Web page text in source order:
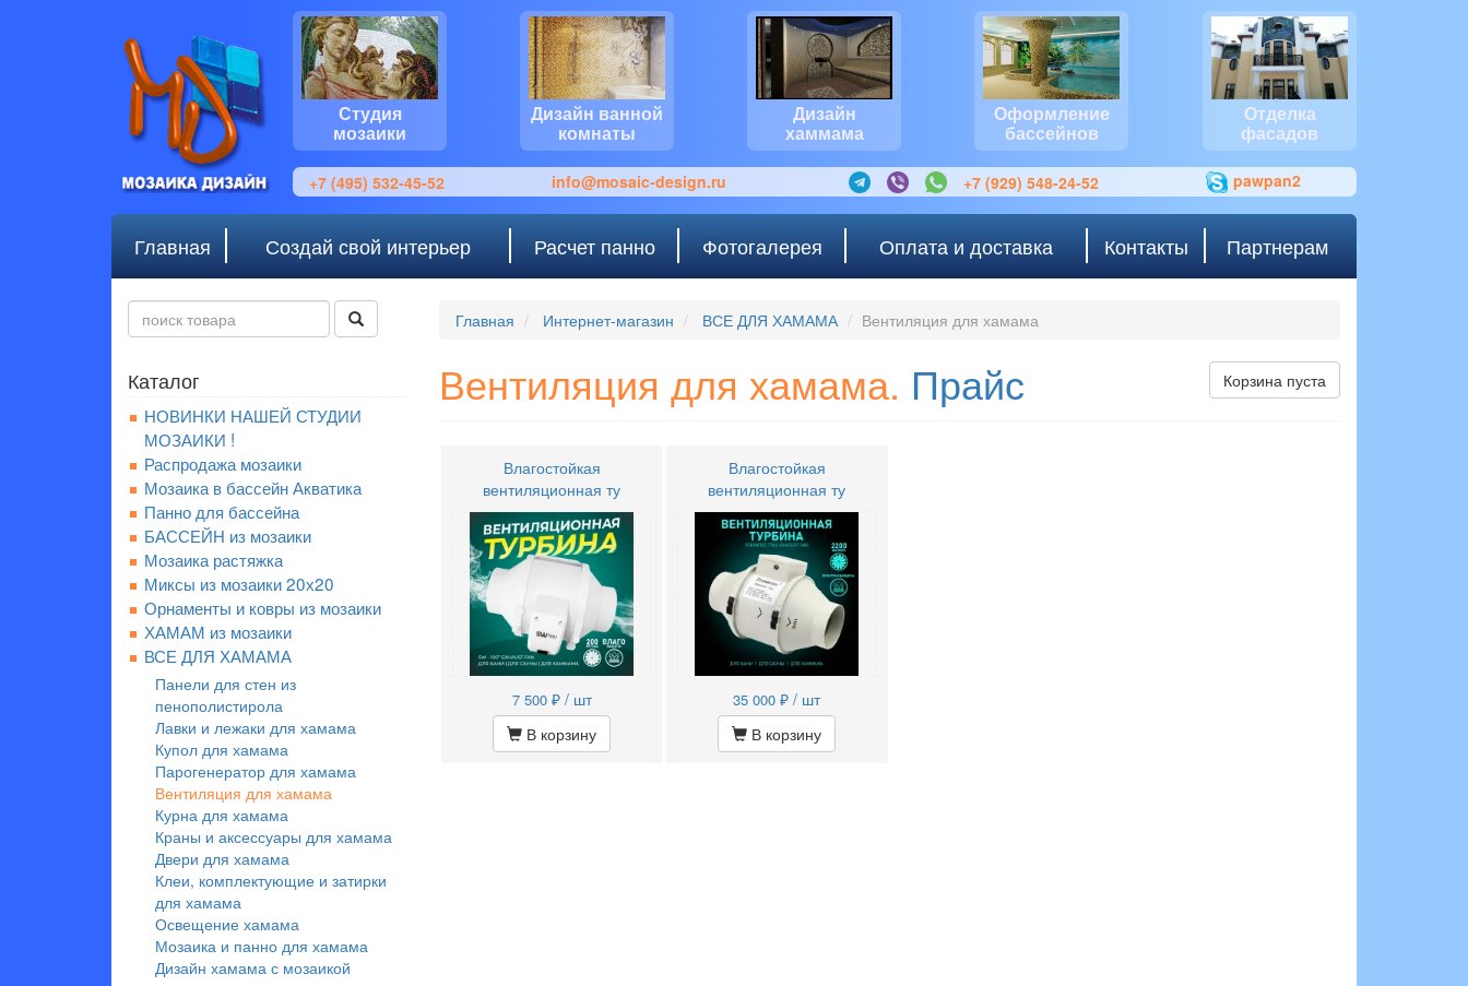
Студия
мозаики
Дизайн ванной
комнаты
Дизайн
хаммама
Оформление
бассейнов
Отделка
фасадов
+7 (495) 532-45-52 info@mosaic-design.ru +7 (929) 548-24-52 pawpan2
Главная Создай свой интерьер Расчет панно Фотогалерея Оплата и доставка Контакты Партнерам
Каталог
НОВИНКИ НАШЕЙ СТУДИИ
МОЗАИКИ !
Распродажа мозаики
Мозаика в бассейн Акватика
Панно для бассейна
БАССЕЙН из мозаики
Мозаика растяжка
Миксы из мозаики 20х20
Орнаменты и ковры из мозаики
ХАМАМ из мозаики
ВСЕ ДЛЯ ХАМАМА
Панели для стен из
пенополистирола
Лавки и лежаки для хамама
Купол для хамама
Парогенератор для хамама
Вентиляция для хамама
Курна для хамама
Краны и аксессуары для хамама
Двери для хамама
Клеи, комплектующие и затирки
для хамама
Освещение хамама
Мозаика и панно для хамама
Дизайн хамама с мозаикой
Главная Интернет-магазин ВСЕ ДЛЯ ХАМАМА Вентиляция для хамама
Корзина пуста
Вентиляция для хамама. Прайс
Влагостойкая
вентиляционная ту
7 500₽ / шт
В корзину
Влагостойкая
вентиляционная ту
35 000 ₽ / шт
В корзину